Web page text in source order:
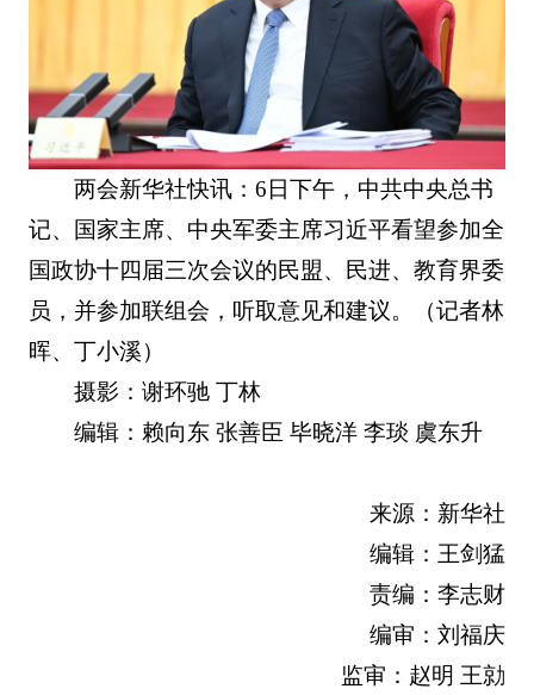
两会新华社快讯：6日下午，中共中央总书
记、国家主席、中央军委主席习近平看望参加全
国政协十四届三次会议的民盟、民进、教育界委
员，并参加联组会，听取意见和建议。（记者林
晖、丁小溪）
摄影：谢环驰 丁林
编辑：赖向东 张善臣 毕晓洋 李琰 虞东升
来源：新华社
编辑：王剑猛
责编：李志财
编审：刘福庆
监审：赵明 王勍